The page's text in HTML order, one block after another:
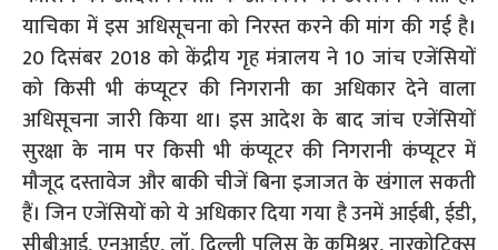
याचिका में इस अधिसूचना को निरस्त करने की मांग की गई है।
20 दिसंबर 2018 को केंद्रीय गृह मंत्रालय ने 10 जांच एजेंसियों
को किसी भी कंप्यूटर की निगरानी का अधिकार देने वाला
अधिसूचना जारी किया था। इस आदेश के बाद जांच एजेंसियों
सुरक्षा के नाम पर किसी भी कंप्यूटर की निगरानी कंप्यूटर में
मौजूद दस्तावेज और बाकी चीजें बिना इजाजत के खंगाल सकती
हैं। जिन एजेंसियों को ये अधिकार दिया गया है उनमें आईबी, ईडी,